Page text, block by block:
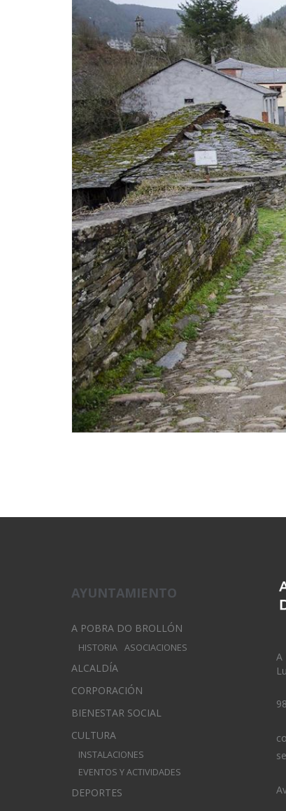
AYUNTAMIENTO
A POBRA DO BROLLÓN
HISTORIA ASOCIACIONES
ALCALDÍA
CORPORACIÓN
BIENESTAR SOCIAL
CULTURA
INSTALACIONES
EVENTOS Y ACTIVIDADES
DEPORTES
A